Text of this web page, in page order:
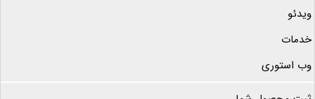
ویدئو
خدمات
وب استوری